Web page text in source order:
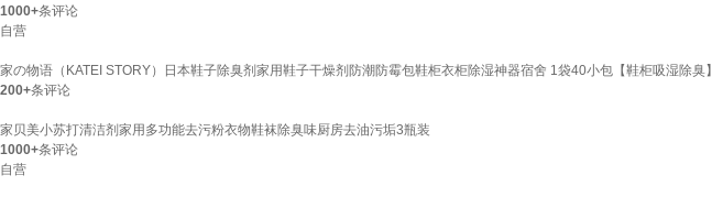
1000+条评论
自营
家の物语（KATEI STORY）日本鞋子除臭剂家用鞋子干燥剂防潮防霉包鞋柜衣柜除湿神器宿舍 1袋40小包【鞋柜吸湿除臭】
200+条评论
家贝美小苏打清洁剂家用多功能去污粉衣物鞋袜除臭味厨房去油污垢3瓶装
1000+条评论
自营